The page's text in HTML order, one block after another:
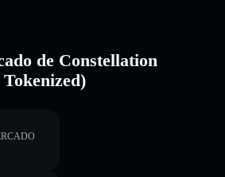
de Constellation